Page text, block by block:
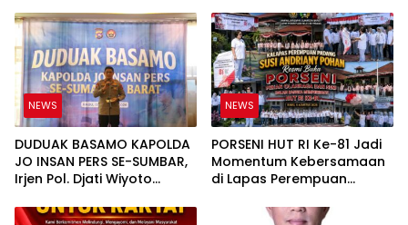
PT UHA Diminta Diselidiki
Tuntas
Bukan Sekadar Slogan
NEWS
DUDUAK BASAMO KAPOLDA
JO INSAN PERS SE-SUMBAR,
Irjen Pol. Djati Wiyoto
Ruang bagi Pelanggar
NEWS
PORSENI HUT RI Ke-81 Jadi
Momentum Kebersamaan
di Lapas Perempuan